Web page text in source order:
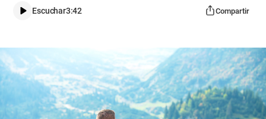
Escuchar3:42 Compartir